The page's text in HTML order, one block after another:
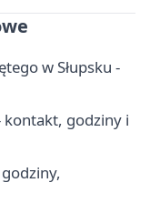
w Słupsku -
kontakt, godziny i